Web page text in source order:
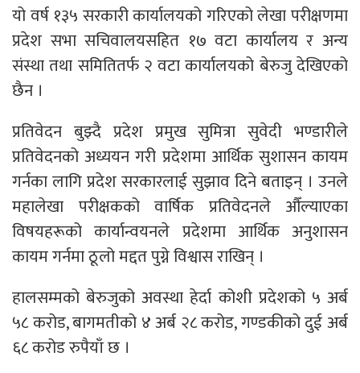
यो वर्ष १३५ सरकारी कार्यालयको गरिएको लेखा परीक्षणमा
प्रदेश सभा सचिवालयसहित १७ वटा कार्यालय र अन्य
संस्था तथा समितितर्फ २ वटा कार्यालयको बेरुजु देखिएको
छैन ।
प्रतिवेदन बुझ्दै प्रदेश प्रमुख सुमित्रा सुवेदी भण्डारीले
प्रतिवेदनको अध्ययन गरी प्रदेशमा आर्थिक सुशासन कायम
गर्नका लागि प्रदेश सरकारलाई सुझाव दिने बताइन् । उनले
महालेखा परीक्षकको वार्षिक प्रतिवेदनले औँल्याएका
विषयहरूको कार्यान्वयनले प्रदेशमा आर्थिक अनुशासन
कायम गर्नमा ठूलो मद्दत पुग्ने विश्वास राखिन् ।
हालसम्मको बेरुजुको अवस्था हेर्दा कोशी प्रदेशको ५ अर्ब
५८ करोड, बागमतीको ४ अर्ब २८ करोड, गण्डकीको दुई अर्ब
६८ करोड रुपैयाँ छ ।